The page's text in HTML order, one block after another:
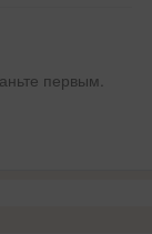
первым.